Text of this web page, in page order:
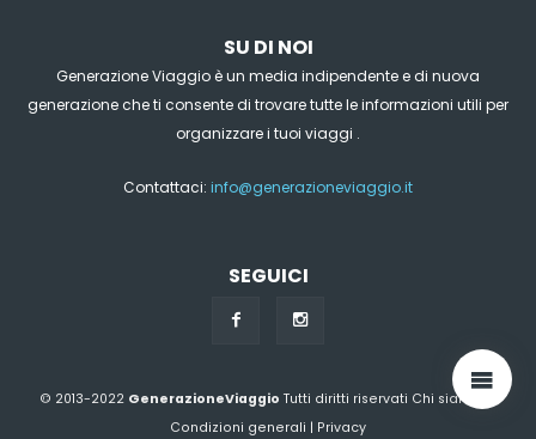
SU DI NOI
Generazione Viaggio è un media indipendente e di nuova
generazione che ti consente di trovare tutte le informazioni utili per
organizzare i tuoi viaggi .
Contattaci: info@generazioneviaggio.it
SEGUICI
© 2013-2022 GenerazioneViaggio Tutti diritti riservati Chi siamo?
Condizioni generali | Privacy